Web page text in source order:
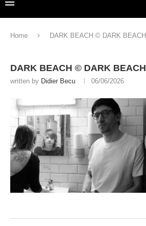
Home DARK BEACH © DARK BEACH
DARK BEACH © DARK BEACH
written by Didier Becu 06/06/2026